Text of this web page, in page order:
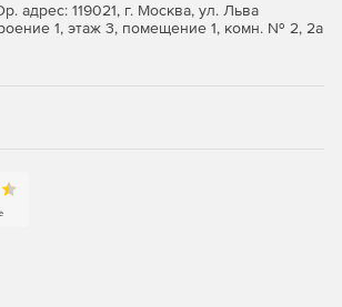
адрес: 119021, г. Москва, ул. Льва
1, этаж 3, помещение 1, комн. № 2, 2а